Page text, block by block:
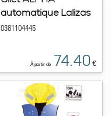
automatique Lalizas
0381104445
À partir de 74.40 €